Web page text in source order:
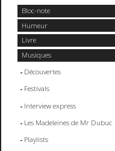
Bloc-note
Humeur
Livre
Musiques
Découvertes
Festivals
Interview express
Les Madeleines de Mr Dubuc
Playlists